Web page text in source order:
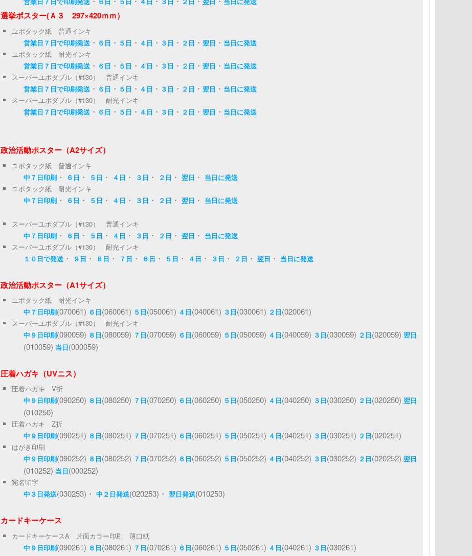
選挙ポスター(Ａ３ 297×420ｍｍ）
ユポタック紙 普通インキ
営業日７日で印刷発送・ ６日 ・ ５日 ・ ４日 ・ ３日 ・ ２日 ・ 翌日 ・ 当日に発送
ユポタック紙 耐光インキ
営業日７日で印刷発送・ ６日 ・ ５日 ・ ４日 ・ ３日 ・ ２日 ・ 翌日 ・ 当日に発送
スーパーユポダブル（#130） 普通インキ
営業日７日で印刷発送・ ６日 ・ ５日 ・ ４日 ・ ３日 ・ ２日 ・ 翌日 ・ 当日に発送
スーパーユポダブル（#130） 耐光インキ
営業日７日で印刷発送・ ６日 ・ ５日 ・ ４日 ・ ３日 ・ ２日 ・ 翌日 ・ 当日に発送
政治活動ポスター（A2サイズ）
ユポタック紙 普通インキ
中７日印刷・ ６日 ・ ５日 ・ ４日 ・ ３日 ・ ２日 ・ 翌日 ・ 当日に発送
ユポタック紙 耐光インキ
中７日印刷・ ６日 ・ ５日 ・ ４日 ・ ３日 ・ ２日 ・ 翌日 ・ 当日に発送
スーパーユポダブル（#130） 普通インキ
中７日印刷・ ６日 ・ ５日 ・ ４日 ・ ３日 ・ ２日 ・ 翌日 ・ 当日に発送
スーパーユポダブル（#130） 耐光インキ
１０日で発送・ ９日 ・ ８日 ・ ７日 ・ ６日 ・ ５日 ・ ４日 ・ ３日 ・ ２日 ・ 翌日 ・ 当日に発送
政治活動ポスター（A1サイズ）
ユポタック紙 耐光インキ
中７日印刷(070061) ６日(060061) ５日(050061) ４日(040061) ３日(030061) ２日(020061)
スーパーユポダブル（#130） 耐光インキ
中９日印刷(090059) ８日(080059) ７日(070059) ６日(060059) ５日(050059) ４日(040059) ３日(030059) ２日(020059) 翌日
(010059) 当日(000059)
圧着ハガキ（UVニス）
圧着ハガキ V折
中９日印刷(090250) ８日(080250) ７日(070250) ６日(060250) ５日(050250) ４日(040250) ３日(030250) ２日(020250) 翌日
(010250)
圧着ハガキ Z折
中９日印刷(090251) ８日(080251) ７日(070251) ６日(060251) ５日(050251) ４日(040251) ３日(030251) ２日(020251)
はがき印刷
中９日印刷(090252) ８日(080252) ７日(070252) ６日(060252) ５日(050252) ４日(040252) ３日(030252) ２日(020252) 翌日
(010252) 当日(000252)
宛名印字
中３日発送(030253)・ 中２日発送(020253)・ 翌日発送(010253)
カードキーケース
カードキーケースA 片面カラー印刷 薄口紙
中９日印刷(090261) ８日(080261) ７日(070261) ６日(060261) ５日(050261) ４日(040261) ３日(030261)